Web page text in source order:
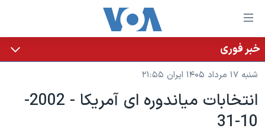
لینکهای
قابل
دسترسی
جهش
محتوای
اصلی
خانه
نسخه سبک وب‌سایت
موضوع ها
ایران
برنامه های تلویزیونی
خبر فوری
شنبه ۱۷ مرداد ۱۴۰۵ ایران ۲۱:۵۵
انتخابات مياندوره ای آمريکا - 2002-
10-31